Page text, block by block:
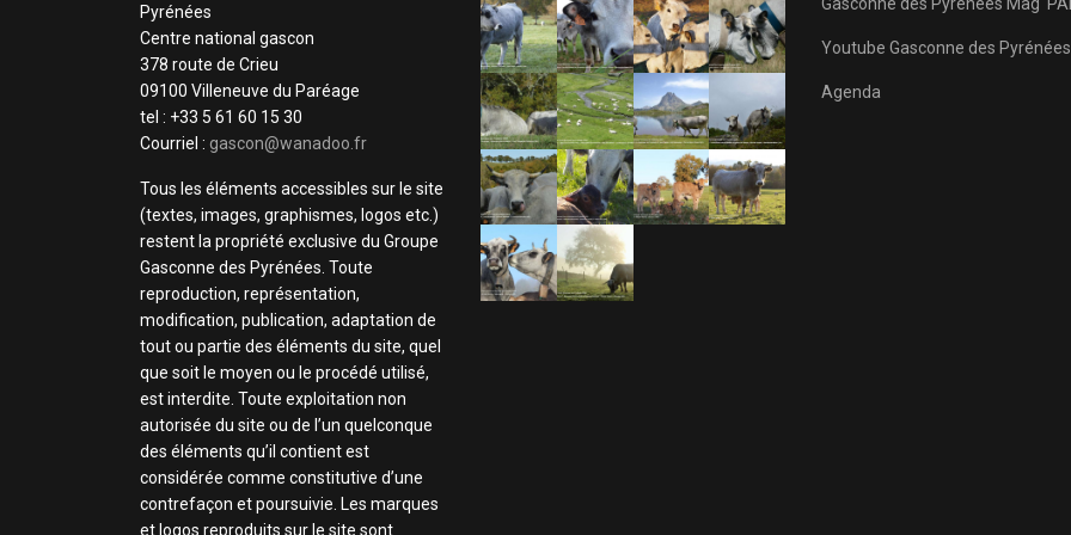
Pyrénées
Centre national gascon
378 route de Crieu
09100 Villeneuve du Paréage
tel : +33 5 61 60 15 30
Courriel : gascon@wanadoo.fr
Tous les éléments accessibles sur le site
(textes, images, graphismes, logos etc.)
restent la propriété exclusive du Groupe
Gasconne des Pyrénées. Toute
reproduction, représentation,
modification, publication, adaptation de
tout ou partie des éléments du site, quel
que soit le moyen ou le procédé utilisé,
est interdite. Toute exploitation non
autorisée du site ou de l’un quelconque
des éléments qu’il contient est
considérée comme constitutive d’une
contrefaçon et poursuivie. Les marques
et logos reproduits sur le site sont
Gasconne des Pyrénées Mag'
Youtube Gasconne des Pyrénées
Agenda